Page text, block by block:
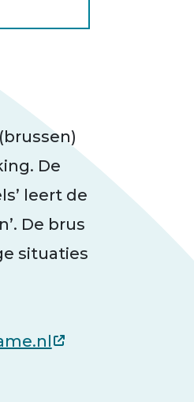
De
leert de
De brus
situaties